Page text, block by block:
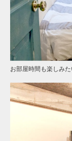
お部屋時間も楽しみ